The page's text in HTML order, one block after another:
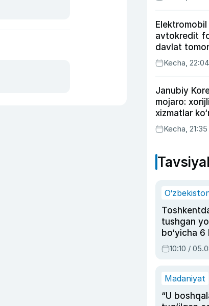
avtokredit
davlat
berilishi
Kecha, 22:04
Janubiy
mojaro:
xizmatlar
qilindi
Kecha, 21:35
tushgan
bo‘yicha 6
hukmi
10:10 /
Madaniyat
“U